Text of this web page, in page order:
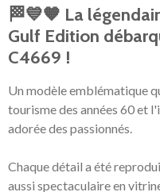
🏁💙🧡 La
Gulf Edition
C4669 !
Un modèle emblématique
tourisme des années 60 et
adorée des passionnés.
Chaque détail a été
aussi spectaculaire en